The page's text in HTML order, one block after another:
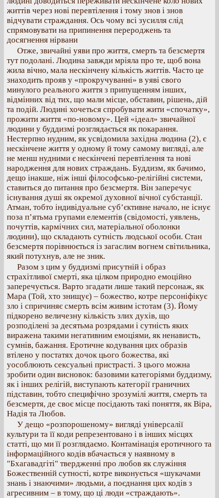
життів через нові перевтілення і тому знов і знов
відчувати страждання. Ось чому всі зусилля слід
спрямовувати на припинення перероджень та
досягнення нірвани
Отже, звичайні уяви про життя, смерть та безсмертя
тут подолані. Людина завжди мріяла про те, щоб вона
жила вічно, мала нескінчену кількість життів. Часто це
знаходить прояв у «прокручуванні» в уяві свого
минулого реального життя з припущенням інших,
відмінних від тих, що мали місце, обставин, рішень, дій
та подій. Людині хочеться спробувати жити «спочатку»,
прожити життя «по-новому». Цей «ідеал» звичайної
людини у буддизмі розглядається як покарання.
Нестерпно нудним, як усвідомила західна людина (2), є
нескінчене життя у одному й тому самому вигляді, але
не менш нудними є нескінчені перевтілення та нові
народження для нових страждань. Буддизм, як бачимо,
дещо інакше, ніж інші філософсько-релігійні системи,
ставиться до питання про безсмертя. Він заперечує
існування душі як окремої духовної вічної субстанції.
Атман, тобто індивідуальне суб’єктивне начало, не існує
поза п’ятьма групами елементів (свідомості, уявлень,
почуттів, кармічних сил, матеріальної оболонки
людини), що складають сутність людської особи. Стан
безсмертя порівнюється із загаслим вогнем світильника,
який потухнув, але не зник.
Разом з цим у буддизмі присутній і образ
страхітливої смерті, яка цілком природно емоційно
заперечується. Варто згадати лише такий персонаж, як
Мара (Той, хто знищує) – божество, котре персоніфікує
зло і спричиняє смерть всім живим істотам (3). Йому
підкорено величезну кількість злих духів, що
розподілені за десятьма розрядами і сутність яких
виражена такими негативним емоціями, як ненависть,
сумнів, бажання. Еротичне кодування цих образів
втілено у постатях дочок цього божества, які
уособлюють сексуальні пристрасті. З цього можна
зробити один висновок: базовими категоріями буддизму,
як і інших релігій, виступають категорії граничних
підставин, тобто специфічно зрозумілі життя, смерть та
безсмертя, де своє місце посідають такі поняття, як Віра,
Надія та Любов.
У дещо «розпорошеному» вигляді універсалії
культури та її коди репрезентовано і в інших місцях
статті, що ми її розглядаємо. Контамінація еротичного та
інформаційного кодів вбачається у наявному в
"Бхагавадгіті" твердженні про любов як служіння
Божественній сутності, котре виконується «шукачами
знань і знаючими» людьми, а поєднання цих кодів з
агресивним – в тому, що ці люди «страждають».